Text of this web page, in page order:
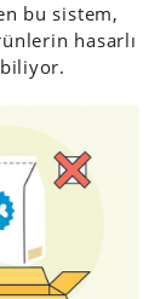
bu sistem,
hasarlı